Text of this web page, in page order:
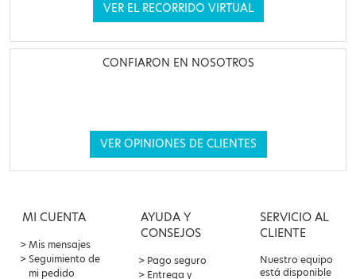
VER EL RECORRIDO VIRTUAL
CONFIARON EN NOSOTROS
VER OPINIONES DE CLIENTES
MI CUENTA
Mis mensajes
Seguimiento de
mi pedido
AYUDA Y
CONSEJOS
Pago seguro
Entrega y
SERVICIO AL
CLIENTE
Nuestro equipo
está disponible